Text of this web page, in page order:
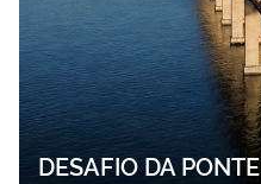
DESAFIO DA PONTE